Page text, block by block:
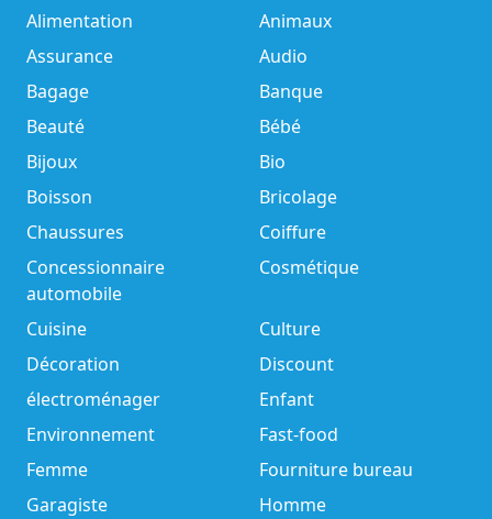
Alimentation
Animaux
Assurance
Audio
Bagage
Banque
Beauté
Bébé
Bijoux
Bio
Boisson
Bricolage
Chaussures
Coiffure
Concessionnaire
automobile
Cosmétique
Cuisine
Culture
Décoration
Discount
électroménager
Enfant
Environnement
Fast-food
Femme
Fourniture bureau
Garagiste
Homme